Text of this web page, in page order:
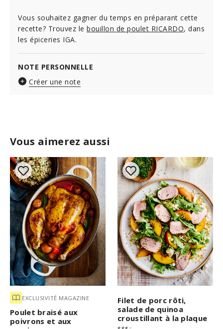
Vous aimerez aussi
EXCLUSIVITÉ MAGAZINE
Poulet braisé aux
poivrons et aux
Filet de porc rôti,
salade de quinoa
croustillant à la plaque
Vous souhaitez gagner du temps en préparant cette
recette? Trouvez le bouillon de poulet RICARDO, dans
les épiceries IGA.
NOTE PERSONNELLE
Créer une note